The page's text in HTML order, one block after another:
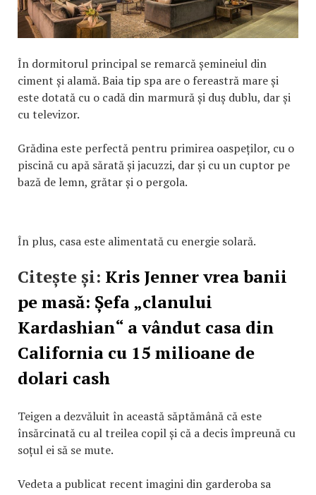
În dormitorul principal se remarcă șemineiul din
ciment și alamă. Baia tip spa are o fereastră mare și
este dotată cu o cadă din marmură și duș dublu, dar și
cu televizor.
Grădina este perfectă pentru primirea oaspeților, cu o
piscină cu apă sărată și jacuzzi, dar și cu un cuptor pe
bază de lemn, grătar și o pergola.
În plus, casa este alimentată cu energie solară.
Citește și: Kris Jenner vrea banii
pe masă: Șefa „clanului
Kardashian“ a vândut casa din
California cu 15 milioane de
dolari cash
Teigen a dezvăluit în această săptămână că este
însărcinată cu al treilea copil și că a decis împreună cu
soțul ei să se mute.
Vedeta a publicat recent imagini din garderoba sa